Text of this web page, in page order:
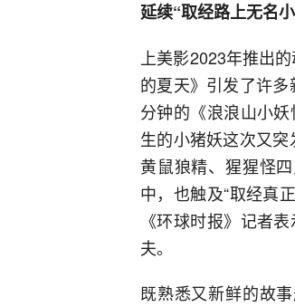
延续“取经路上无名
上美影2023年推出
的夏天》引发了许多
分钟的《浪浪山小
生的小猪妖这次又突
黄鼠狼精、猩猩怪
中，也触及“取经真
《环球时报》记者
夫。
既熟悉又新鲜的故